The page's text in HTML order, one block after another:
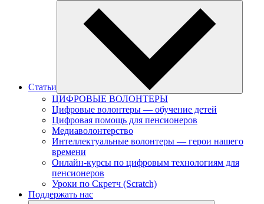
Статьи
ЦИФРОВЫЕ ВОЛОНТЕРЫ
Цифровые волонтеры — обучение детей
Цифровая помощь для пенсионеров
Медиаволонтерство
Интеллектуальные волонтеры — герои нашего
времени
Онлайн-курсы по цифровым технологиям для
пенсионеров
Уроки по Скретч (Scratch)
Поддержать нас